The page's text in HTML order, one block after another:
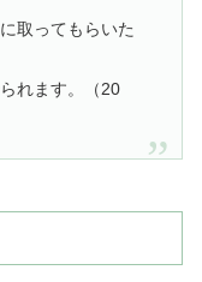
取ってもらいた
れます。（20